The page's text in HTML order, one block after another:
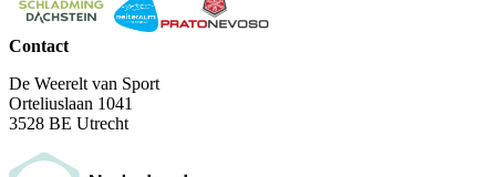
Contact
De Weerelt van Sport
Orteliuslaan 1041
3528 BE Utrecht